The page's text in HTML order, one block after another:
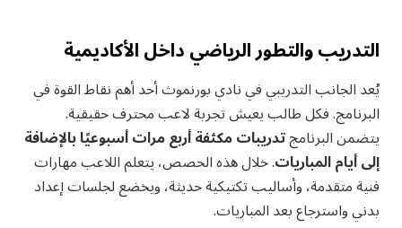
التدريب والتطور الرياضي داخل الأكاديمية
يُعد الجانب التدريبي في نادي بورنموث أحد أهم نقاط القوة في
البرنامج. فكل طالب يعيش تجربة لاعب محترف حقيقية.
يتضمن البرنامجتدريبات مكثفة أربع مرات أسبوعيًا بالإضافة
إلى أيام المباريات. خلال هذه الحصص، يتعلم اللاعب مهارات
فنية متقدمة، وأساليب تكتيكية حديثة، ويخضع لجلسات إعداد
بدني واسترجاع بعد المباريات.